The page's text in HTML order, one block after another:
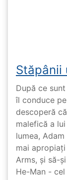
Stăpânii
După ce
îl conduce
descoperă
malefică a
lumea,
mai
Arms, și să-
He-Man -